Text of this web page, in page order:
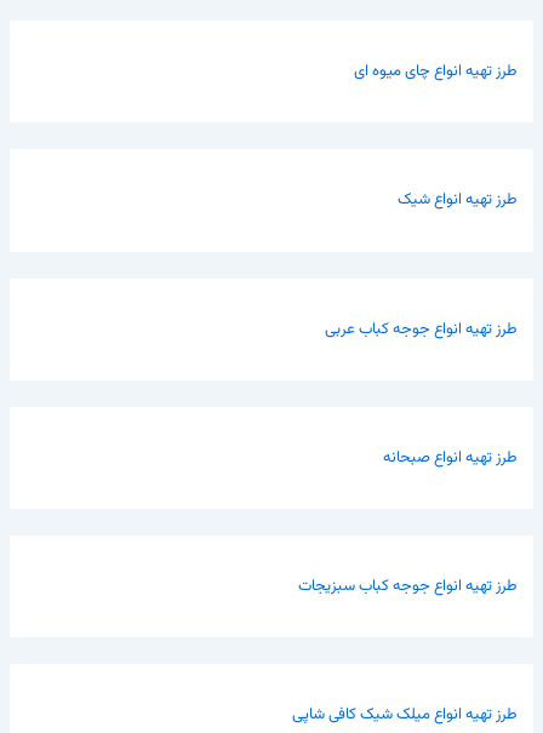
طرز تهیه انواع چای میوه ای
طرز تهیه انواع شیک
طرز تهیه انواع جوجه کباب عربی
طرز تهیه انواع صبحانه
طرز تهیه انواع جوجه کباب سبزیجات
طرز تهیه انواع میلک شیک کافی شاپی